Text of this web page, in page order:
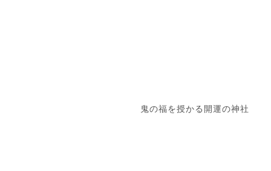
鬼の福を授かる開運の神社